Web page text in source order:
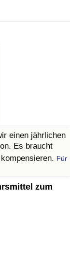
einen jährlichen
Es braucht
Für
zum